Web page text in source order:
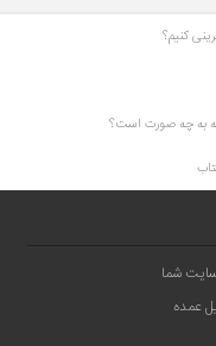
کنیم؟
به چه صورت است؟